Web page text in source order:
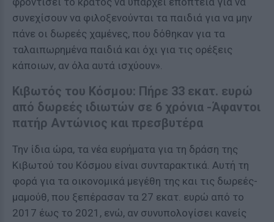
συνεχίσουν να φιλοξενούνται τα παιδιά για να μην
πάνε οι δωρεές χαμένες, που δόθηκαν για τα
ταλαιπωρημένα παιδιά και όχι για τις ορέξεις
κάποιων, αν όλα αυτά ισχύουν».
Κιβωτός του Κόσμου: Πήρε 33 εκατ. ευρώ
από δωρεές ιδιωτών σε 6 χρόνια -Άφαντοι
πατήρ Αντώνιος και πρεσβυτέρα
Την ίδια ώρα, τα νέα ευρήματα για τη δράση της
Κιβωτού του Κόσμου είναι συνταρακτικά. Αυτή τη
φορά για τα οικονομικά μεγέθη της και τις δωρεές-
μαμούθ, που ξεπέρασαν τα 27 εκατ. ευρώ από το
2017 έως το 2021, ενώ, αν συνυπολογίσει κανείς